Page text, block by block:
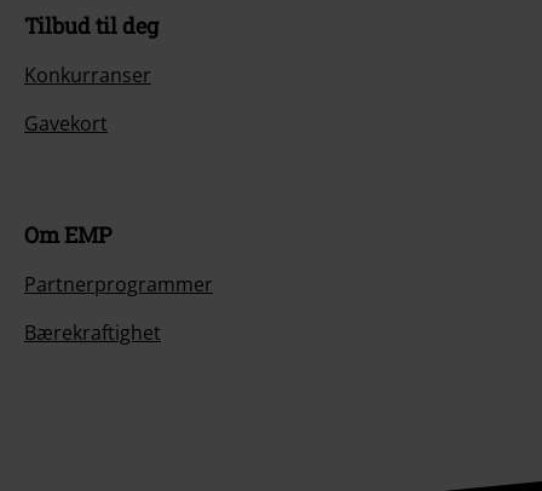
Tilbud til deg
Konkurranser
Gavekort
Om EMP
Partnerprogrammer
Bærekraftighet